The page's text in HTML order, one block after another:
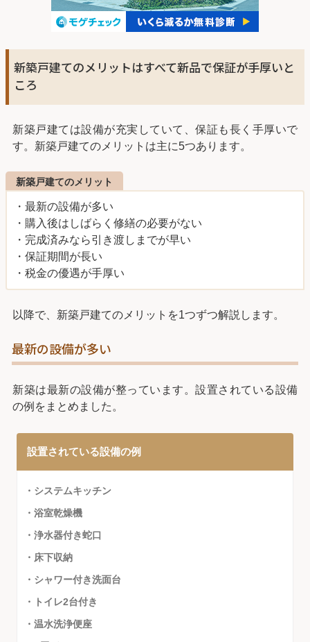
新築戸建てのメリットはすべて新品で保証が手厚いと
ころ
新築戸建ては設備が充実していて、保証も長く手厚いで
す。新築戸建てのメリットは主に5つあります。
新築戸建てのメリット
・最新の設備が多い
・購入後はしばらく修繕の必要がない
・完成済みなら引き渡しまでが早い
・保証期間が長い
・税金の優遇が手厚い
以降で、新築戸建てのメリットを1つずつ解説します。
最新の設備が多い
新築は最新の設備が整っています。設置されている設備
の例をまとめました。
設置されている設備の例
・システムキッチン
・浴室乾燥機
・浄水器付き蛇口
・床下収納
・シャワー付き洗面台
・トイレ2台付き
・温水洗浄便座